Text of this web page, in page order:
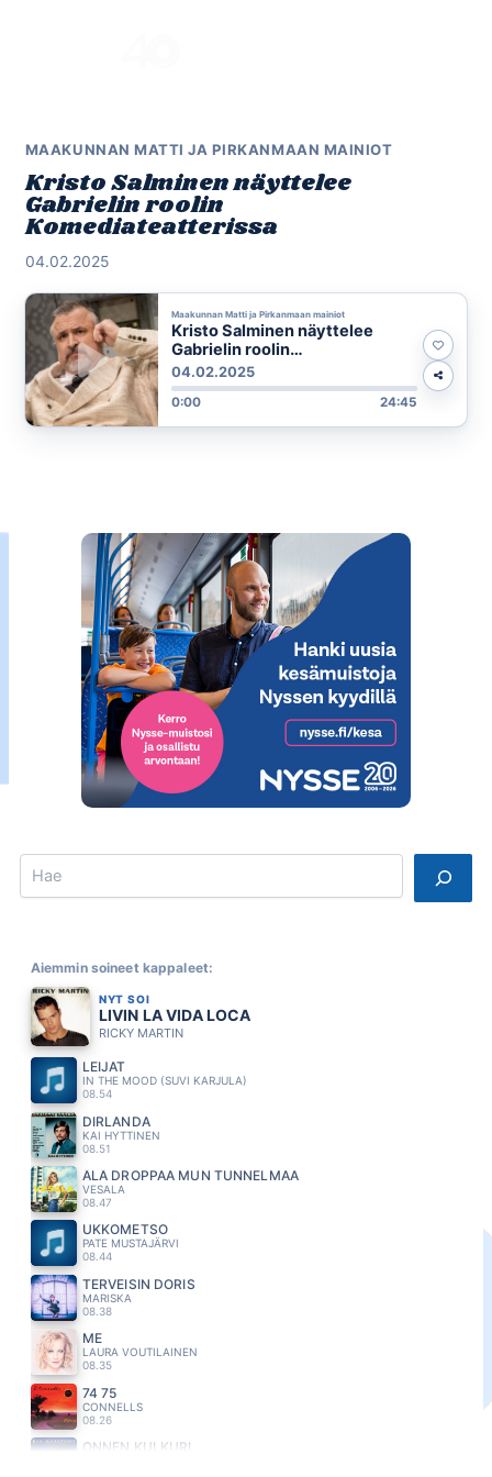
MAAKUNNAN MATTI JA PIRKANMAAN MAINIOT
Kristo Salminen näyttelee
Gabrielin roolin
Komediateatterissa
04.02.2025
Maakunnan Matti ja Pirkanmaan mainiot
Kristo Salminen näyttelee
Gabrielin roolin
Komediateatterissa
04.02.2025
0:00 24:45
Search
Aiemmin soineet kappaleet:
NYT SOI
LIVIN LA VIDA LOCA
RICKY MARTIN
LEIJAT
IN THE MOOD (SUVI KARJULA)
08.54
DIRLANDA
KAI HYTTINEN
08.51
ÄLÄ DROPPAA MUN TUNNELMAA
VESALA
08.47
UKKOMETSO
PATE MUSTAJÄRVI
08.44
TERVEISIN DORIS
MARISKA
08.38
ME
LAURA VOUTILAINEN
08.35
74 75
CONNELLS
08.26
ONNEN KULKURI